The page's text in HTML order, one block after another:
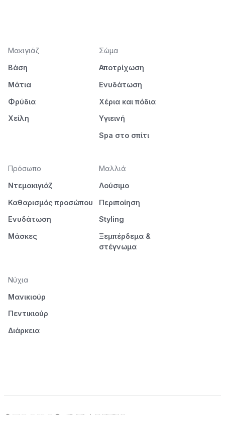
Μακιγιάζ
Βάση
Μάτια
Φρύδια
Χείλη
Σώμα
Αποτρίχωση
Ενυδάτωση
Χέρια και πόδια
Υγιεινή
Spa στο σπίτι
Πρόσωπο
Ντεμακιγιάζ
Καθαρισμός προσώπου
Ενυδάτωση
Μάσκες
Μαλλιά
Λούσιμο
Περιποίηση
Styling
Ξεμπέρδεμα &
στέγνωμα
Νύχια
Μανικιούρ
Πεντικιούρ
Διάρκεια